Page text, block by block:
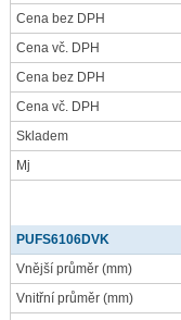
Cena bez DPH
Cena vč. DPH
Cena bez DPH
Cena vč. DPH
Skladem
Mj
PUFS6106DVK
Vnější průměr (mm)
Vnitřní průměr (mm)